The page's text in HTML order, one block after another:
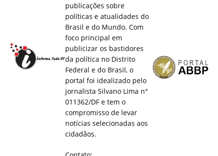
publicações sobre
políticas e atualidades do
Brasil e do Mundo. Com
foco principal em
publicizar os bastidores
da política no Distrito
Federal e do Brasil, o
portal foi idealizado pelo
jornalista Silvano Lima n°
011362/DF e tem o
compromisso de levar
notícias selecionadas aos
cidadãos.